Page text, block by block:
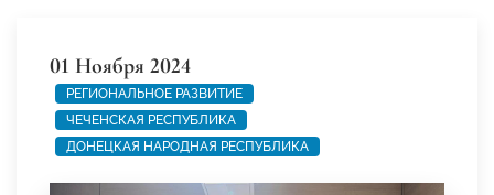
01 Ноября 2024
РЕГИОНАЛЬНОЕ РАЗВИТИЕ
ЧЕЧЕНСКАЯ РЕСПУБЛИКА
ДОНЕЦКАЯ НАРОДНАЯ РЕСПУБЛИКА